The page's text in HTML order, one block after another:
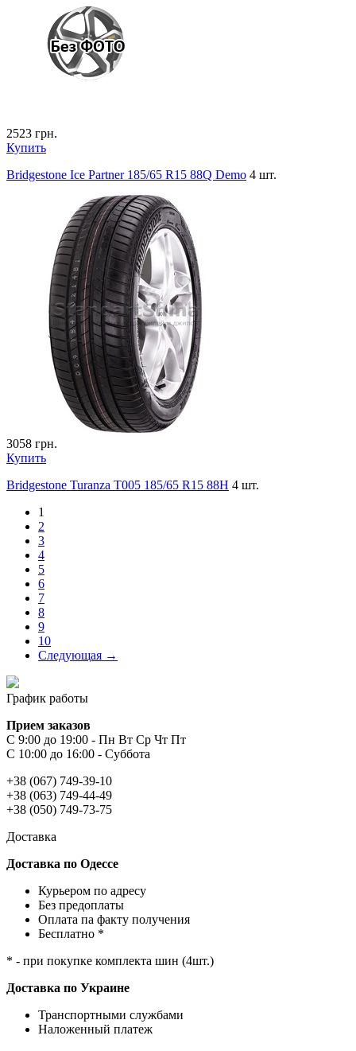
2523 грн.
Купить
Bridgestone Ice Partner 185/65 R15 88Q Demo 4 шт.
3058 грн.
Купить
Bridgestone Turanza T005 185/65 R15 88H 4 шт.
1
2
3
4
5
6
7
8
9
10
Следующая →
График работы
Прием заказов
С 9:00 до 19:00 - Пн Вт Ср Чт Пт
С 10:00 до 16:00 - Суббота
+38 (067) 749-39-10
+38 (063) 749-44-49
+38 (050) 749-73-75
Доставка
Доставка по Одессе
Курьером по адресу
Без предоплаты
Оплата па факту получения
Бесплатно *
* - при покупке комплекта шин (4шт.)
Доставка по Украине
Транспортными службами
Наложенный платеж